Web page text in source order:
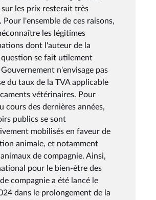
les prix resterait très
Pour l'ensemble de ces raisons,
les légitimes
dont l'auteur de la
question se fait utilement
n'envisage pas
du taux de la TVA applicable
vétérinaires. Pour
cours des dernières années,
publics se sont
mobilisés en faveur de
animale, et notamment
de compagnie. Ainsi,
pour le bien-être des
compagnie a été lancé le
dans le prolongement de la